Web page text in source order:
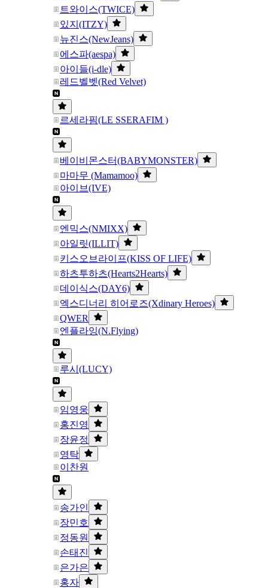
트와이스(TWICE)
있지(ITZY)
뉴진스(NewJeans)
에스파(aespa)
아이들(i-dle)
레드벨벳(Red Velvet)
르세라핌(LE SSERAFIM )
베이비몬스터(BABYMONSTER)
마마무 (Mamamoo)
아이브(IVE)
엔믹스(NMIXX)
아일릿(ILLIT)
키스오브라이프(KISS OF LIFE)
하츠투하츠(Hearts2Hearts)
데이식스(DAY6)
엑스디너리 히어로즈(Xdinary Heroes)
QWER
엔플라잉(N.Flying)
루시(LUCY)
임영웅
홍진영
장윤정
영탁
이찬원
송가인
장민호
정동원
손태진
은가은
홍자